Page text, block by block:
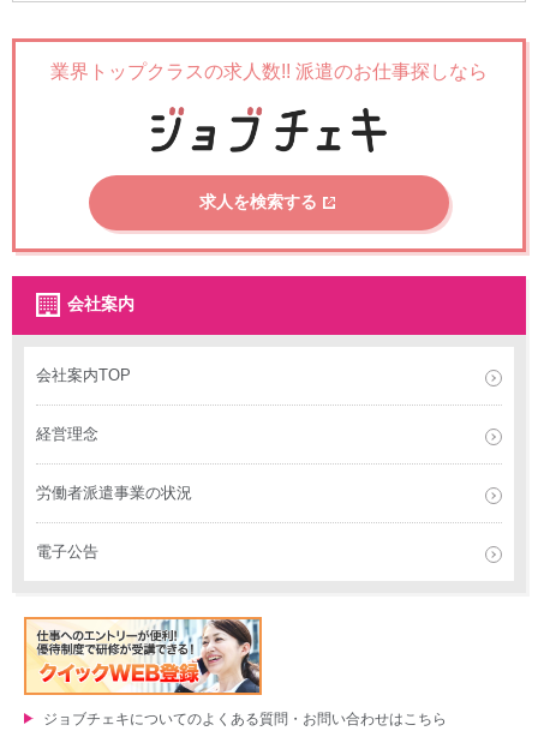
業界トップクラスの求人数!! 派遣のお仕事探しなら
求人を検索する
会社案内
会社案内TOP
経営理念
労働者派遣事業の状況
電子公告
ジョブチェキについてのよくある質問・お問い合わせはこちら